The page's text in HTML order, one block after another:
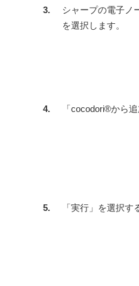
3.
シャープの電子ノ
を選択します。
4. 「cocodori®から
5. 「実行」を選択